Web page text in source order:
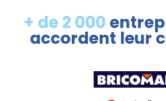
+ de 2 000
accordent leur